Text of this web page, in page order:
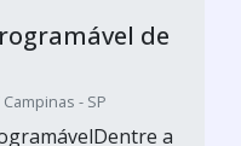
a
serviços, um de
são os
incremental